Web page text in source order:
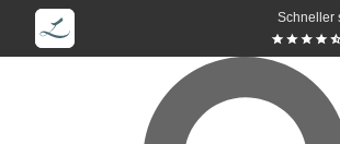
Schneller
Zum Hauptinhalt springen